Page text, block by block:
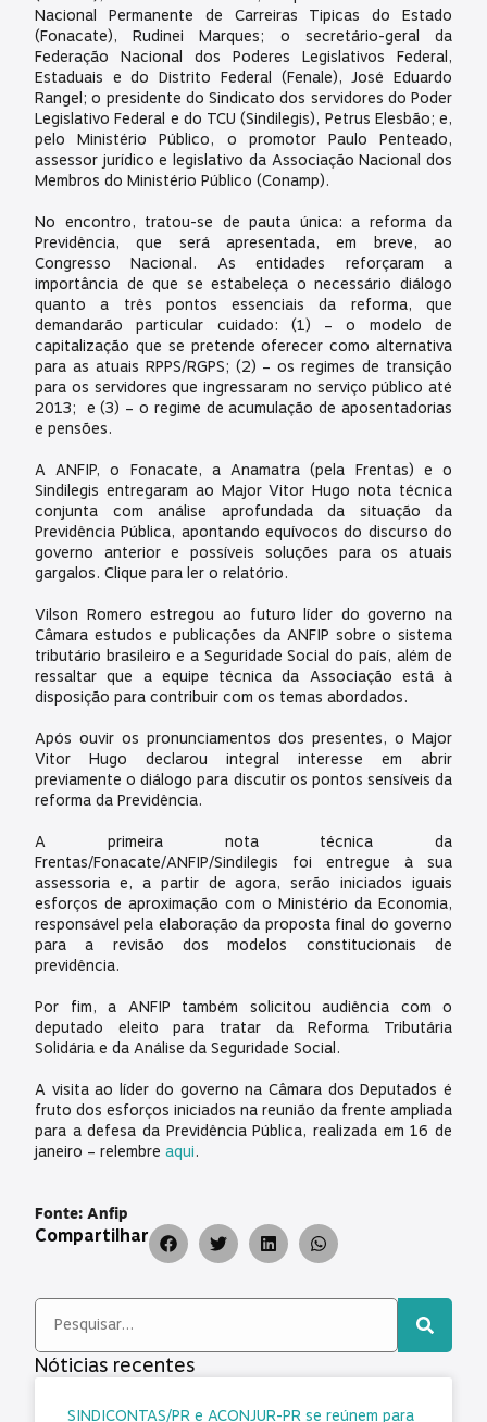
Nacional Permanente de Carreiras Tipicas do Estado
(Fonacate), Rudinei Marques; o secretário-geral da
Federação Nacional dos Poderes Legislativos Federal,
Estaduais e do Distrito Federal (Fenale), José Eduardo
Rangel; o presidente do Sindicato dos servidores do Poder
Legislativo Federal e do TCU (Sindilegis), Petrus Elesbão; e,
pelo Ministério Público, o promotor Paulo Penteado,
assessor jurídico e legislativo da Associação Nacional dos
Membros do Ministério Público (Conamp).
No encontro, tratou-se de pauta única: a reforma da
Previdência, que será apresentada, em breve, ao
Congresso Nacional. As entidades reforçaram a
importância de que se estabeleça o necessário diálogo
quanto a três pontos essenciais da reforma, que
demandarão particular cuidado: (1) – o modelo de
capitalização que se pretende oferecer como alternativa
para as atuais RPPS/RGPS; (2) – os regimes de transição
para os servidores que ingressaram no serviço público até
2013; e (3) – o regime de acumulação de aposentadorias
e pensões.
A ANFIP, o Fonacate, a Anamatra (pela Frentas) e o
Sindilegis entregaram ao Major Vitor Hugo nota técnica
conjunta com análise aprofundada da situação da
Previdência Pública, apontando equívocos do discurso do
governo anterior e possíveis soluções para os atuais
gargalos. Clique para ler o relatório.
Vilson Romero estregou ao futuro líder do governo na
Câmara estudos e publicações da ANFIP sobre o sistema
tributário brasileiro e a Seguridade Social do país, além de
ressaltar que a equipe técnica da Associação está à
disposição para contribuir com os temas abordados.
Após ouvir os pronunciamentos dos presentes, o Major
Vitor Hugo declarou integral interesse em abrir
previamente o diálogo para discutir os pontos sensíveis da
reforma da Previdência.
A primeira nota técnica da
Frentas/Fonacate/ANFIP/Sindilegis foi entregue à sua
assessoria e, a partir de agora, serão iniciados iguais
esforços de aproximação com o Ministério da Economia,
responsável pela elaboração da proposta final do governo
para a revisão dos modelos constitucionais de
previdência.
Por fim, a ANFIP também solicitou audiência com o
deputado eleito para tratar da Reforma Tributária
Solidária e da Análise da Seguridade Social.
A visita ao líder do governo na Câmara dos Deputados é
fruto dos esforços iniciados na reunião da frente ampliada
para a defesa da Previdência Pública, realizada em 16 de
janeiro – relembre aqui.
Fonte: Anfip
Compartilhar
Nóticias recentes
SINDICONTAS/PR e ACONJUR-PR se reúnem para